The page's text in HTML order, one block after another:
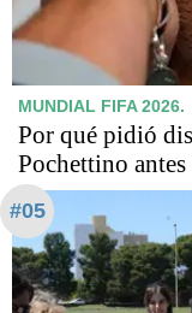
MUNDIAL FIFA 2026.
Por qué pidió
Pochettino
#05